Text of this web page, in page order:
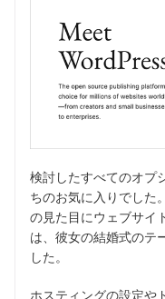
検討したすべてのオプ
ちのお気に入りでした
の見た目にウェブサイ
は、彼女の結婚式のテ
した。
ホスティングの設定や